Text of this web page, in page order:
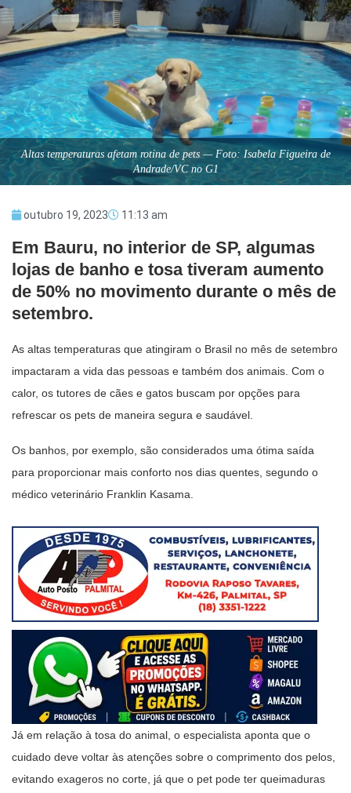
Altas temperaturas afetam rotina de pets — Foto: Isabela Figueira de
Andrade/VC no G1
outubro 19, 2023 11:13 am
Em Bauru, no interior de SP, algumas
lojas de banho e tosa tiveram aumento
de 50% no movimento durante o mês de
setembro.
As altas temperaturas que atingiram o Brasil no mês de setembro
impactaram a vida das pessoas e também dos animais. Com o
calor, os tutores de cães e gatos buscam por opções para
refrescar os pets de maneira segura e saudável.
Os banhos, por exemplo, são considerados uma ótima saída
para proporcionar mais conforto nos dias quentes, segundo o
médico veterinário Franklin Kasama.
Já em relação à tosa do animal, o especialista aponta que o
cuidado deve voltar às atenções sobre o comprimento dos pelos,
evitando exageros no corte, já que o pet pode ter queimaduras